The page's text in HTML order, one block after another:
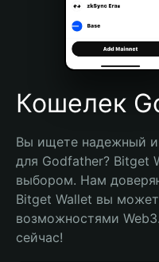
Português (Brasil)
Español (Argentina)
Кошелек
Вы ищете надежный и
для Godfather? Bitget
выбором. Нам
Bitget Wallet вы
возможностями
сейчас!